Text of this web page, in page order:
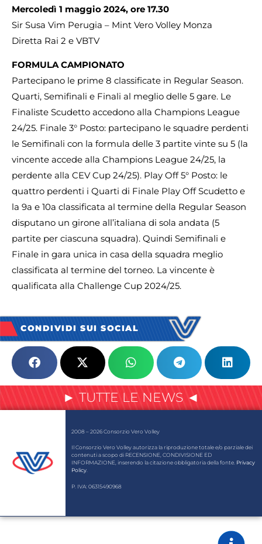
Mercoledì 1 maggio 2024, ore 17.30
Sir Susa Vim Perugia – Mint Vero Volley Monza
Diretta Rai 2 e VBTV
FORMULA CAMPIONATO
Partecipano le prime 8 classificate in Regular Season.
Quarti, Semifinali e Finali al meglio delle 5 gare. Le
Finaliste Scudetto accedono alla Champions League
24/25. Finale 3° Posto: partecipano le squadre perdenti
le Semifinali con la formula delle 3 partite vinte su 5 (la
vincente accede alla Champions League 24/25, la
perdente alla CEV Cup 24/25). Play Off 5° Posto: le
quattro perdenti i Quarti di Finale Play Off Scudetto e
la 9a e 10a classificata al termine della Regular Season
disputano un girone all’italiana di sola andata (5
partite per ciascuna squadra). Quindi Semifinali e
Finale in gara unica in casa della squadra meglio
classificata al termine del torneo. La vincente è
qualificata alla Challenge Cup 2024/25.
CONDIVIDI SUI SOCIAL
► TUTTE LE NEWS ◄
2008 – 2026 Consorzio Vero Volley
Il Consorzio Vero Volley autorizza la riproduzione totale e/o parziale dei
contenuti a scopo di RECENSIONE, CONDIVISIONE ED
INFORMAZIONE, inserendo la citazione obbligatoria della fonte. Privacy
Policy.
P. IVA: 06315490968